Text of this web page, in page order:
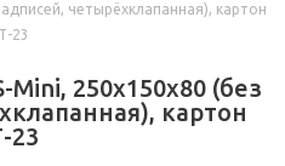
четырёхклапанная), картон
Т-23
250х150х80 (без
картон
23